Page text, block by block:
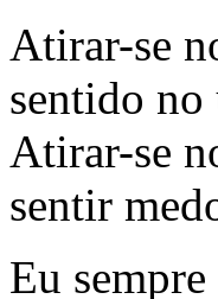
Atirar-se
sentido no
Atirar-se
sentir
Eu